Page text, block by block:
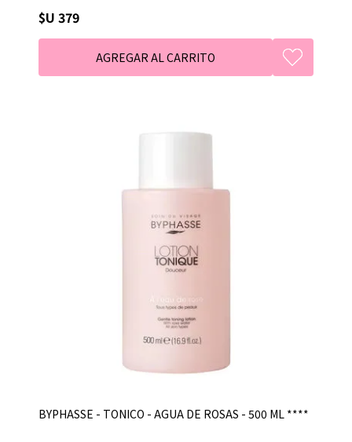
$U 379
BYPHASSE - TONICO - AGUA DE ROSAS - 500 ML ****